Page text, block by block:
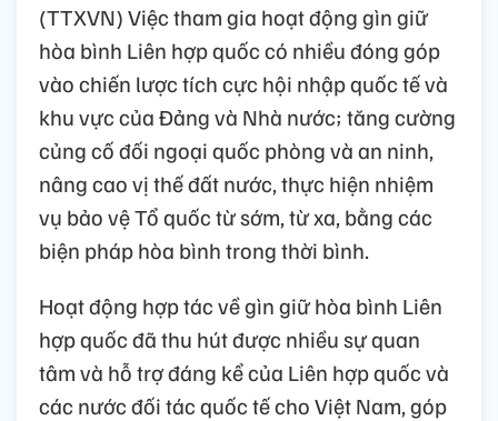
(TTXVN) Việc tham gia hoạt động gìn giữ
hòa bình Liên hợp quốc có nhiều đóng góp
vào chiến lược tích cực hội nhập quốc tế và
khu vực của Đảng và Nhà nước; tăng cường
củng cố đối ngoại quốc phòng và an ninh,
nâng cao vị thế đất nước, thực hiện nhiệm
vụ bảo vệ Tổ quốc từ sớm, từ xa, bằng các
biện pháp hòa bình trong thời bình.
Hoạt động hợp tác về gìn giữ hòa bình Liên
hợp quốc đã thu hút được nhiều sự quan
tâm và hỗ trợ đáng kể của Liên hợp quốc và
các nước đối tác quốc tế cho Việt Nam, góp